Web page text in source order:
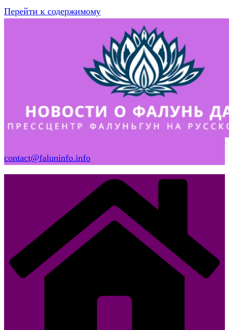
Перейти к содержимому
contact@faluninfo.info